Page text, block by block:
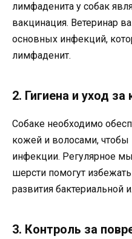
лимфаденита у собак
вакцинация. Ветеринар
основных инфекций,
лимфаденит.
2. Гигиена и уход
Собаке необходимо
кожей и волосами, чтобы
инфекции. Регулярное
шерсти помогут
развития бактериальной
3. Контроль за